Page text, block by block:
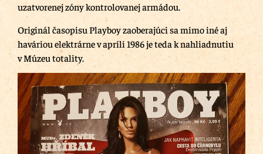
uzatvorenej zóny kontrolovanej armádou.
Originál časopisu Playboy zaoberajúci sa mimo iné aj
haváriou elektrárne v apríli 1986 je teda k nahliadnutiu
v Múzeu totality.